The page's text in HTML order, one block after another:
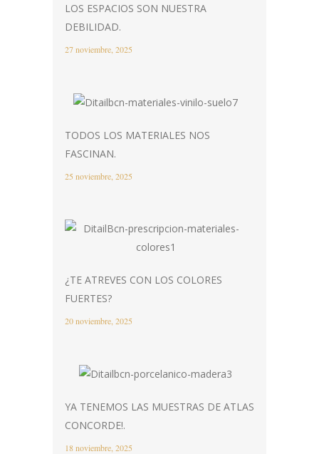
LOS ESPACIOS SON NUESTRA
DEBILIDAD.
27 noviembre, 2025
TODOS LOS MATERIALES NOS
FASCINAN.
25 noviembre, 2025
¿TE ATREVES CON LOS COLORES
FUERTES?
20 noviembre, 2025
YA TENEMOS LAS MUESTRAS DE ATLAS
CONCORDE!.
18 noviembre, 2025